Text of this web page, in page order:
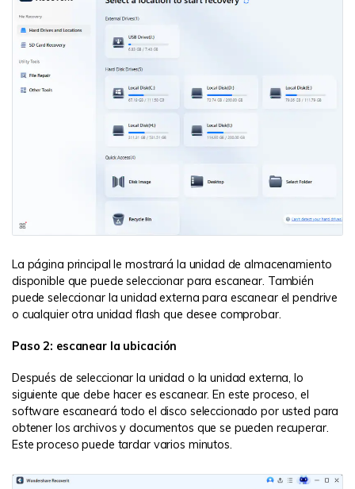
La página principal le mostrará la unidad de almacenamiento
disponible que puede seleccionar para escanear. También
puede seleccionar la unidad externa para escanear el pendrive
o cualquier otra unidad flash que desee comprobar.
Paso 2: escanear la ubicación
Después de seleccionar la unidad o la unidad externa, lo
siguiente que debe hacer es escanear. En este proceso, el
software escaneará todo el disco seleccionado por usted para
obtener los archivos y documentos que se pueden recuperar.
Este proceso puede tardar varios minutos.